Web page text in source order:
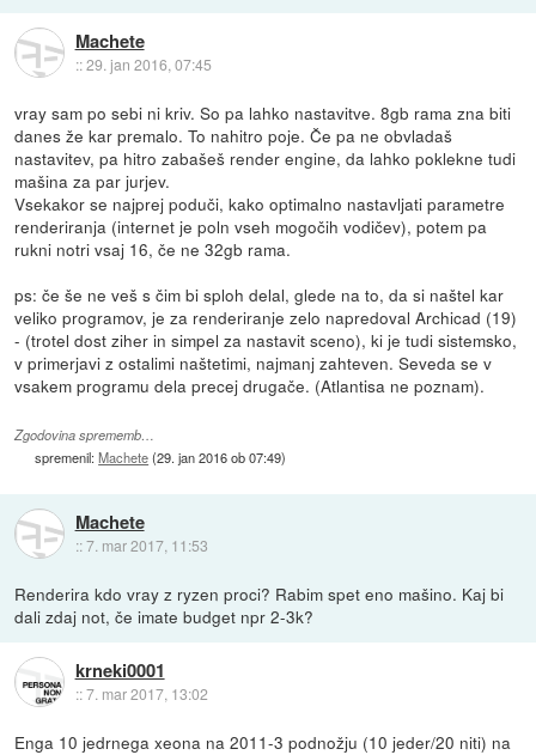
Machete
::29. jan 2016, 07:45
vray sam po sebi ni kriv. So pa lahko nastavitve. 8gb rama zna biti
danes že kar premalo. To nahitro poje. Če pa ne obvladaš
nastavitev, pa hitro zabašeš render engine, da lahko poklekne tudi
mašina za par jurjev.
Vsekakor se najprej poduči, kako optimalno nastavljati parametre
renderiranja (internet je poln vseh mogočih vodičev), potem pa
rukni notri vsaj 16, če ne 32gb rama.
ps: če še ne veš s čim bi sploh delal, glede na to, da si naštel kar
veliko programov, je za renderiranje zelo napredoval Archicad (19)
- (trotel dost ziher in simpel za nastavit sceno), ki je tudi sistemsko,
v primerjavi z ostalimi naštetimi, najmanj zahteven. Seveda se v
vsakem programu dela precej drugače. (Atlantisa ne poznam).
Zgodovina sprememb…
spremenil:Machete(29. jan 2016 ob 07:49)
Machete
::7. mar 2017, 11:53
Renderira kdo vray z ryzen proci? Rabim spet eno mašino. Kaj bi
dali zdaj not, če imate budget npr 2-3k?
krneki0001
::7. mar 2017, 13:02
Enga 10 jedrnega xeona na 2011-3 podnožju (10 jeder/20 niti) na